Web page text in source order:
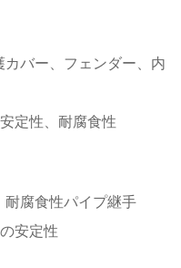
バー、フェンダー、内
定性、耐腐食性
腐食性パイプ継手
安定性